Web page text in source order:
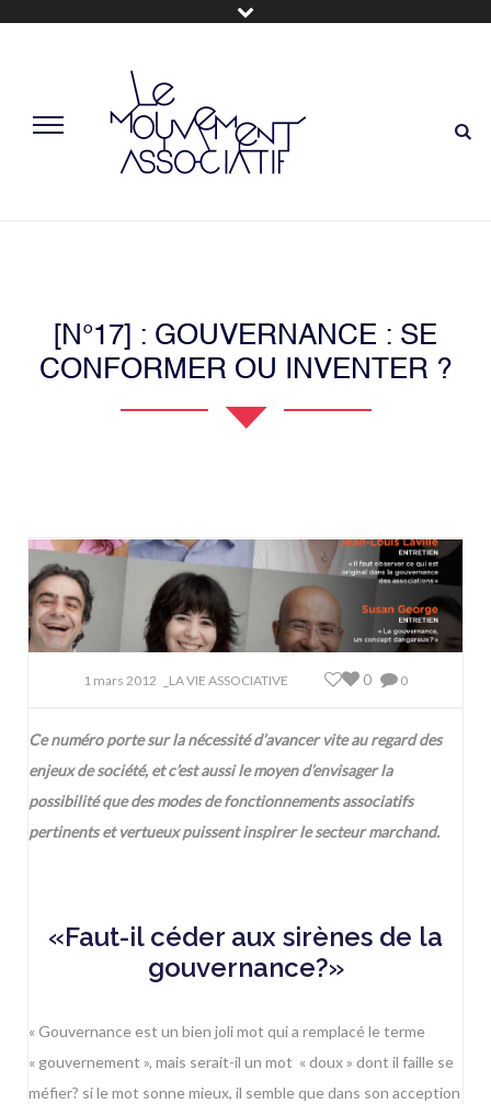
[N°17] : GOUVERNANCE : SE
CONFORMER OU INVENTER ?
1 mars 2012 _LA VIE ASSOCIATIVE 0
0
Ce numéro porte sur la nécessité d’avancer vite au regard des
enjeux de société, et c’est aussi le moyen d’envisager la
possibilité que des modes de fonctionnements associatifs
pertinents et vertueux puissent inspirer le secteur marchand.
«Faut-il céder aux sirènes de la
gouvernance?»
« Gouvernance est un bien joli mot qui a remplacé le terme
« gouvernement », mais serait-il un mot « doux » dont il faille se
méfier? si le mot sonne mieux, il semble que dans son acception